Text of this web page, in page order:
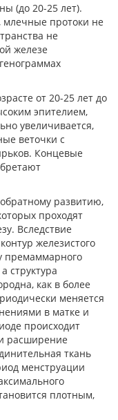
(до 20-25 лет).
млечные протоки не
не
железе
от 20-25 лет до
эпителием,
увеличивается,
веточки с
Концевые
развитию,
проходят
Вследствие
железистого
премаммарного
структура
как в более
меняется
в матке и
происходит
расширение
ткань
менструации
плотным,